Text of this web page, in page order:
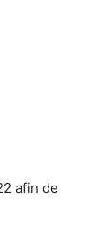
afin de